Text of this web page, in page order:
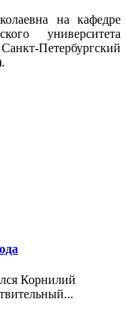
на кафедре
университета
Петербургский
Корнилий